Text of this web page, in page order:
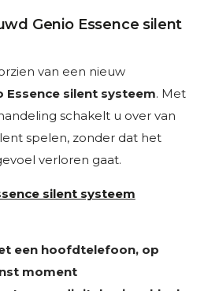
Genio Essence silent
van een nieuw
Essence silent systeem. Met
schakelt u over van
spelen, zonder dat het
verloren gaat.
silent systeem
een hoofdtelefoon, op
moment